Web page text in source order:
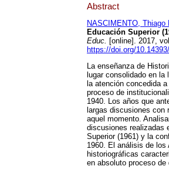
Abstract
NASCIMENTO, Thiago
Educación Superior
Educ. [online]. 2017,
https://doi.org/
La enseñanza de
lugar consolidado en
la atención concedida
proceso de
1940. Los años que
largas discusiones
aquel momento.
discusiones realizadas
Superior (1961) y la
1960. El análisis de
historiográficas
en absoluto proceso